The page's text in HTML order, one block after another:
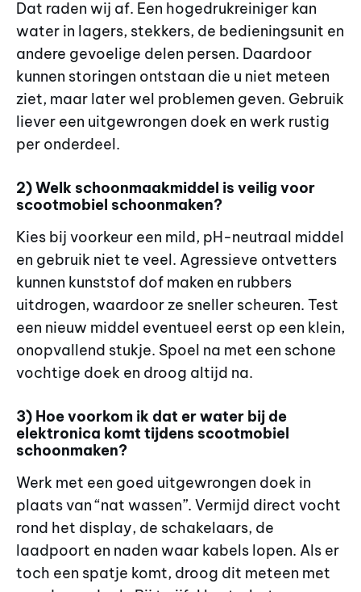
Dat raden wij af. Een hogedrukreiniger kan
water in lagers, stekkers, de bedieningsunit en
andere gevoelige delen persen. Daardoor
kunnen storingen ontstaan die u niet meteen
ziet, maar later wel problemen geven. Gebruik
liever een uitgewrongen doek en werk rustig
per onderdeel.
2) Welk schoonmaakmiddel is veilig voor
scootmobiel schoonmaken?
Kies bij voorkeur een mild, pH-neutraal middel
en gebruik niet te veel. Agressieve ontvetters
kunnen kunststof dof maken en rubbers
uitdrogen, waardoor ze sneller scheuren. Test
een nieuw middel eventueel eerst op een klein,
onopvallend stukje. Spoel na met een schone
vochtige doek en droog altijd na.
3) Hoe voorkom ik dat er water bij de
elektronica komt tijdens scootmobiel
schoonmaken?
Werk met een goed uitgewrongen doek in
plaats van “nat wassen”. Vermijd direct vocht
rond het display, de schakelaars, de
laadpoort en naden waar kabels lopen. Als er
toch een spatje komt, droog dit meteen met